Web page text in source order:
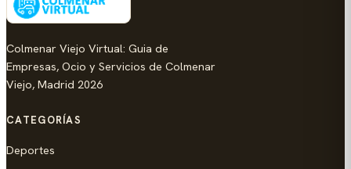
Colmenar Viejo Virtual: Guia de
Empresas, Ocio y Servicios de Colmenar
Viejo, Madrid 2026
CATEGORÍAS
Deportes